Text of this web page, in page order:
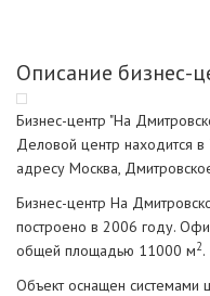
Описание бизнес-
Бизнес-центр "На
Деловой центр находится
адресу Москва,
Бизнес-центр На
построено в 2006 году.
общей площадью 11000 м2.
Объект оснащен системами